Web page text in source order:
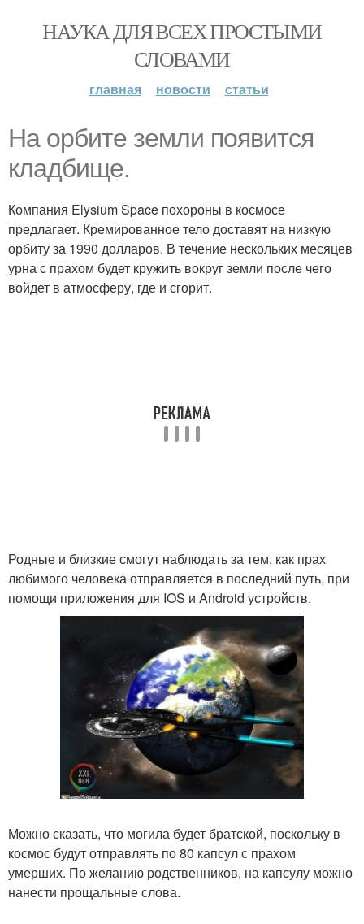
НАУКА ДЛЯ ВСЕХ ПРОСТЫМИ
СЛОВАМИ
главная новости статьи
На орбите земли появится
кладбище.
Компания Elysium Space похороны в космосе
предлагает. Кремированное тело доставят на низкую
орбиту за 1990 долларов. В течение нескольких месяцев
урна с прахом будет кружить вокруг земли после чего
войдет в атмосферу, где и сгорит.
Родные и близкие смогут наблюдать за тем, как прах
любимого человека отправляется в последний путь, при
помощи приложения для IOS и Android устройств.
Можно сказать, что могила будет братской, поскольку в
космос будут отправлять по 80 капсул с прахом
умерших. По желанию родственников, на капсулу можно
нанести прощальные слова.